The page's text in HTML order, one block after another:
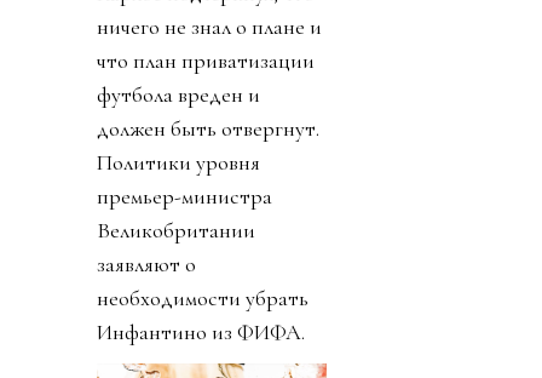
ничего не знал о плане и
что план приватизации
футбола вреден и
должен быть отвергнут.
Политики уровня
премьер-министра
Великобритании
заявляют о
необходимости убрать
Инфантино из ФИФА.